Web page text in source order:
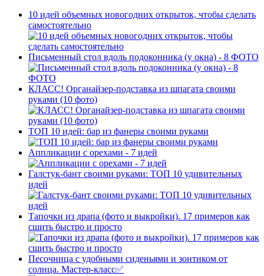
10 идей объемных новогодних открыток, чтобы сделать
самостоятельно
Письменный стол вдоль подоконника (у окна) - 8 ФОТО
КЛАСС! Органайзер-подставка из шпагата своими
руками (10 фото)
ТОП 10 идей: бар из фанеры своими руками
Аппликации с орехами - 7 идей
Галстук-бант своими руками: ТОП 10 удивительных
идей
Тапочки из драпа (фото и выкройки). 17 примеров как
сшить быстро и просто
Песочница с удобными сиденьями и зонтиком от
солнца. Мастер-класс✅